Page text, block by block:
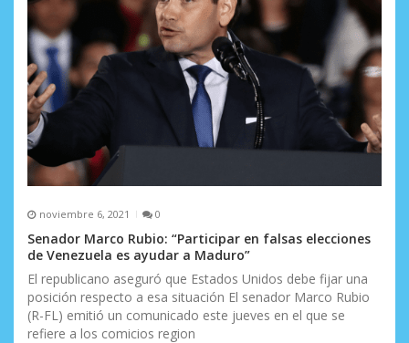
noviembre 6, 2021 0
Senador Marco Rubio: “Participar en falsas elecciones
de Venezuela es ayudar a Maduro”
El republicano aseguró que Estados Unidos debe fijar una
posición respecto a esa situación El senador Marco Rubio
(R-FL) emitió un comunicado este jueves en el que se
refiere a los comicios region